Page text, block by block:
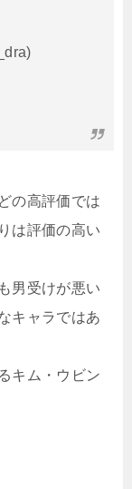
の高評価では
は評価の高い
男受けが悪い
キャラではあ
キム・ウビン